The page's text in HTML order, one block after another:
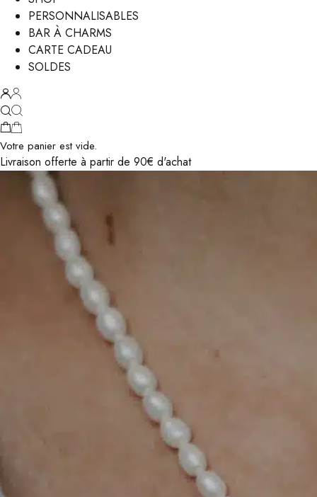
PERSONNALISABLES
BAR À CHARMS
CARTE CADEAU
SOLDES
Votre panier est vide.
Livraison offerte à partir de 90€ d'achat